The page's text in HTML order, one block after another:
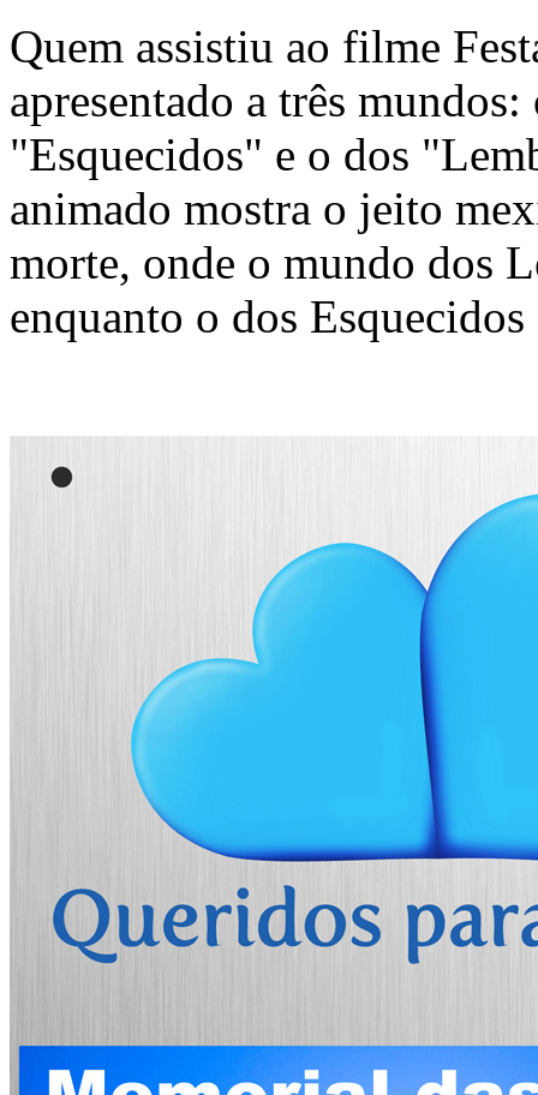
Quem assistiu ao filme
apresentado a três
"Esquecidos" e o dos
animado mostra o jeito
morte, onde o mundo dos
enquanto o dos